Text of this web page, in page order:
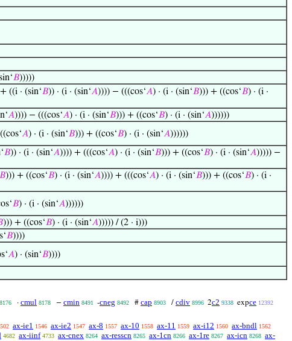
𝐵)))))
((i · (sin‘𝐵)) · (i · (sin‘𝐴)))) − (((cos‘𝐴) · (i · (sin‘𝐵))) + ((cos‘𝐵) · (i ·
𝐴)))) − (((cos‘𝐴) · (i · (sin‘𝐵))) + ((cos‘𝐵) · (i · (sin‘𝐴))))))
𝐴) · (i · (sin‘𝐵))) + ((cos‘𝐵) · (i · (sin‘𝐴))))))
𝐵)) · (i · (sin‘𝐴)))) + (((cos‘𝐴) · (i · (sin‘𝐵))) + ((cos‘𝐵) · (i · (sin‘𝐴))))) −
𝐵))) + ((cos‘𝐵) · (i · (sin‘𝐴)))) + (((cos‘𝐴) · (i · (sin‘𝐵))) + ((cos‘𝐵) · (i ·
𝐵) · (i · (sin‘𝐴))))))
))) + ((cos‘𝐵) · (i · (sin‘𝐴))))) / (2 · i)))
𝐵))))
𝐴) · (sin‘𝐵))))
8176 · cmul 8178 − cmin 8491 -cneg 8492 # cap 8903 / cdiv 8996 2c2 9338 expce 12392
ax-ie1 1546 ax-ie2 1547 ax-8 1557 ax-10 1558 ax-11 1559 ax-i12 1560 ax-bndl 1562
4682 ax-iinf 4733 ax-cnex 8264 ax-resscn 8265 ax-1cn 8266 ax-1re 8267 ax-icn 8268 ax-